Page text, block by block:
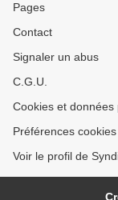
Pages
Contact
Signaler un abus
C.G.U.
Cookies et données
Préférences cookies
Voir le profil de